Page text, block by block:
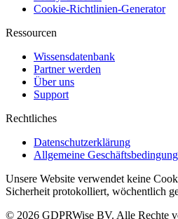
Cookie-Richtlinien-Generator
Ressourcen
Wissensdatenbank
Partner werden
Über uns
Support
Rechtliches
Datenschutzerklärung
Allgemeine
Unsere Website verwendet keine
Sicherheit protokolliert, wöchentlich
© 2026 GDPRWise BV. Alle Rechte